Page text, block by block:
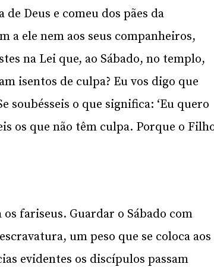
Deus e comeu dos pães da
a ele nem aos seus companheiros,
na Lei que, ao Sábado, no templo,
isentos de culpa? Eu vos digo que
soubésseis o que significa: ‘Eu quero
os que não têm culpa. Porque o
fariseus. Guardar o Sábado com
um peso que se coloca aos
evidentes os discípulos passam